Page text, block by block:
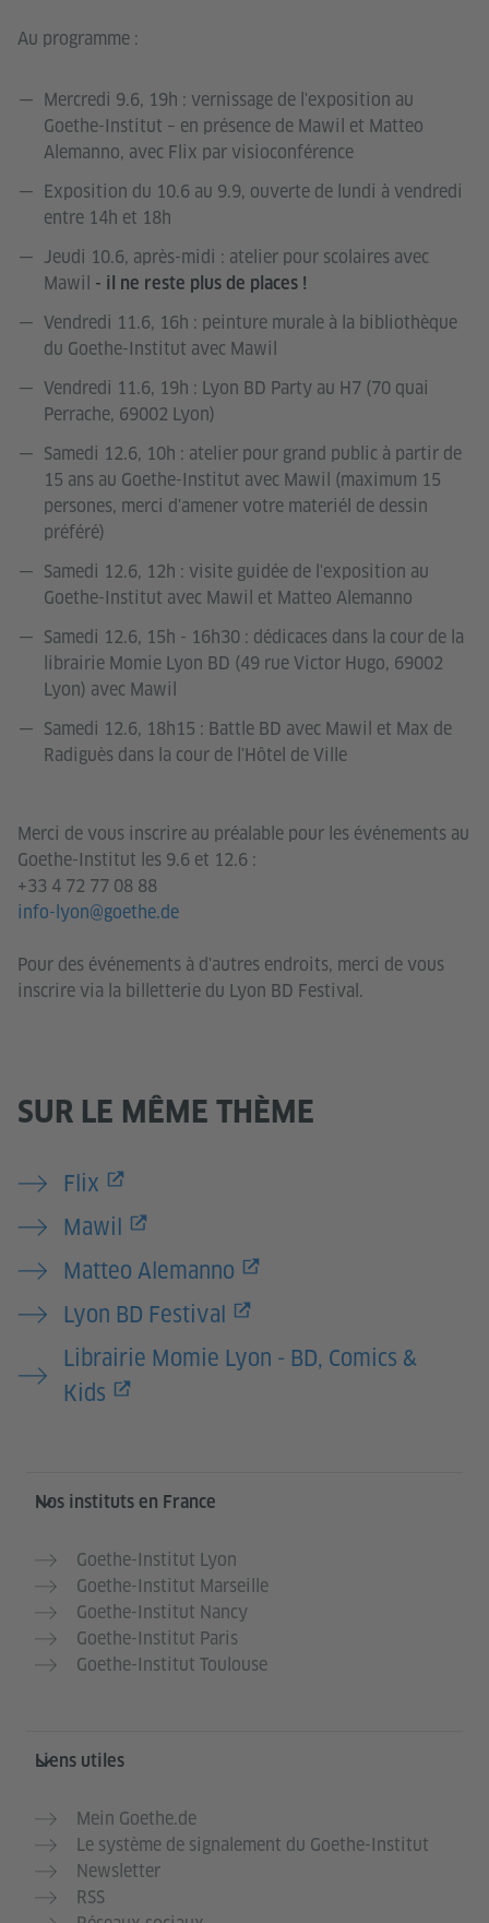
Au programme :
Mercredi 9.6, 19h : vernissage de l'exposition au
Goethe-Institut – en présence de Mawil et Matteo
Alemanno, avec Flix par visioconférence
Exposition du 10.6 au 9.9, ouverte de lundi à vendredi
entre 14h et 18h
Jeudi 10.6, après-midi : atelier pour scolaires avec
Mawil - il ne reste plus de places !
Vendredi 11.6, 16h : peinture murale à la bibliothèque
du Goethe-Institut avec Mawil
Vendredi 11.6, 19h : Lyon BD Party au H7 (70 quai
Perrache, 69002 Lyon)
Samedi 12.6, 10h : atelier pour grand public à partir de
15 ans au Goethe-Institut avec Mawil (maximum 15
persones, merci d'amener votre materiél de dessin
préféré)
Samedi 12.6, 12h : visite guidée de l'exposition au
Goethe-Institut avec Mawil et Matteo Alemanno
Samedi 12.6, 15h - 16h30 : dédicaces dans la cour de la
librairie Momie Lyon BD (49 rue Victor Hugo, 69002
Lyon) avec Mawil
Samedi 12.6, 18h15 : Battle BD avec Mawil et Max de
Radiguès dans la cour de l'Hôtel de Ville
Merci de vous inscrire au préalable pour les événements au
Goethe-Institut les 9.6 et 12.6 :
+33 4 72 77 08 88
info-lyon@goethe.de
Pour des événements à d'autres endroits, merci de vous
inscrire via la billetterie du Lyon BD Festival.
SUR LE MÊME THÈME
Flix
Mawil
Matteo Alemanno
Lyon BD Festival
Librairie Momie Lyon - BD, Comics &
Kids
Service- und Informationsbereich
Nos instituts en France
Goethe-Institut Lyon
Goethe-Institut Marseille
Goethe-Institut Nancy
Goethe-Institut Paris
Goethe-Institut Toulouse
Liens utiles
Mein Goethe.de
Le système de signalement du Goethe-Institut
Newsletter
RSS